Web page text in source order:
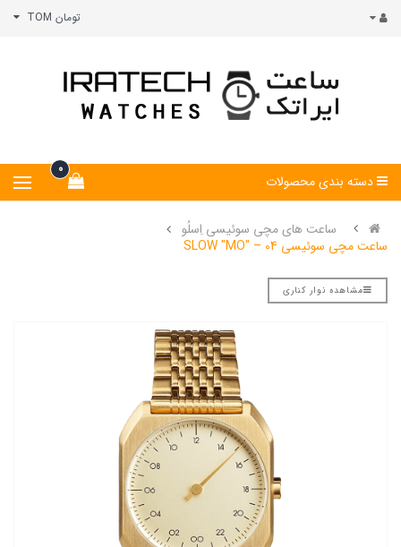
تومان TOM
0
دسته بندی محصولات
ساعت های مچی سوئیسی اِسلُو
ساعت مچی سوئیسی SLOW "MO" – 04
مشاهده نوار کناری